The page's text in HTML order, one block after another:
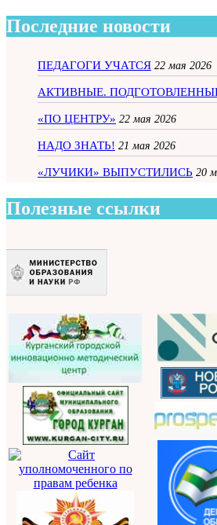
Последние новости
ПЕДАГОГИ УЧАТСЯ 22 мая 2026
АКТИВНЫЕ.
«ПО ЦЕНТРУ» 22 мая 2026
НАДО ЗНАТЬ! 21 мая 2026
«ЛУЧИКИ» ВЫПУСТИЛИСЬ 20
Полезные ссылки